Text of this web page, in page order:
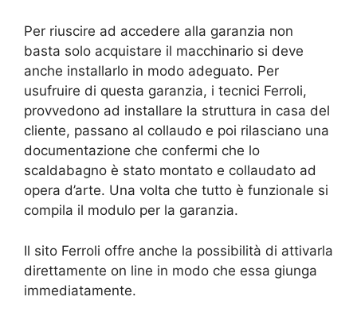
Per riuscire ad accedere alla garanzia non
basta solo acquistare il macchinario si deve
anche installarlo in modo adeguato. Per
usufruire di questa garanzia, i tecnici Ferroli,
provvedono ad installare la struttura in casa del
cliente, passano al collaudo e poi rilasciano una
documentazione che confermi che lo
scaldabagno è stato montato e collaudato ad
opera d’arte. Una volta che tutto è funzionale si
compila il modulo per la garanzia.
Il sito Ferroli offre anche la possibilità di attivarla
direttamente on line in modo che essa giunga
immediatamente.